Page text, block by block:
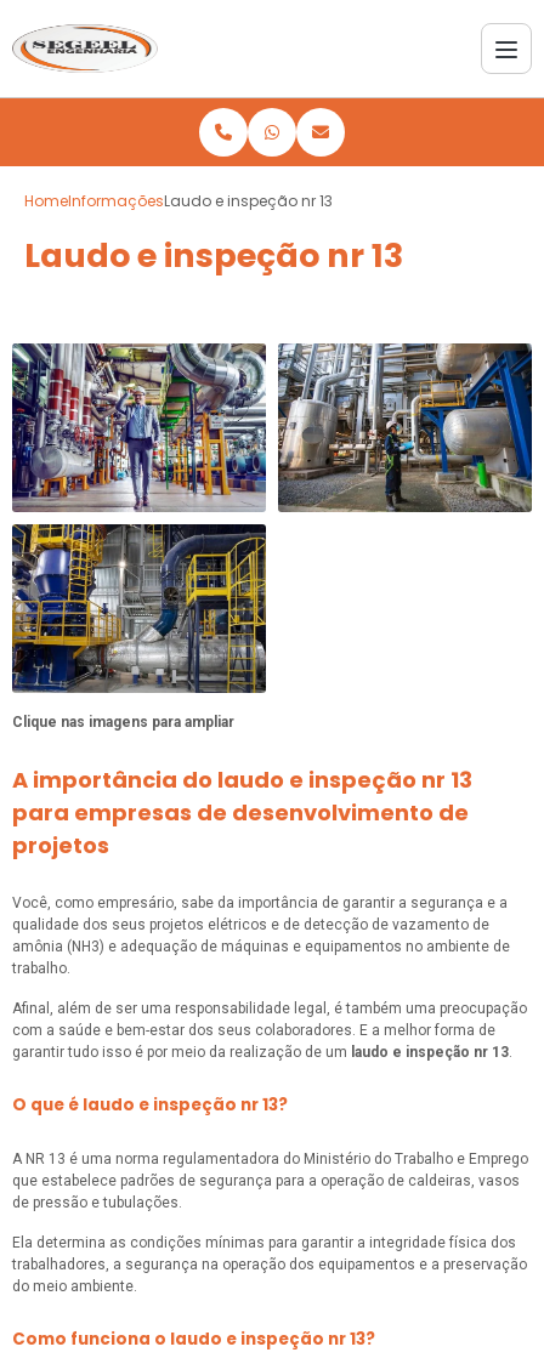
HomeInformaçõesLaudo e inspeção nr 13
Laudo e inspeção nr 13
Clique nas imagens para ampliar
A importância do laudo e inspeção nr 13
para empresas de desenvolvimento de
projetos
Você, como empresário, sabe da importância de garantir a segurança e a
qualidade dos seus projetos elétricos e de detecção de vazamento de
amônia (NH3) e adequação de máquinas e equipamentos no ambiente de
trabalho.
Afinal, além de ser uma responsabilidade legal, é também uma preocupação
com a saúde e bem-estar dos seus colaboradores. E a melhor forma de
garantir tudo isso é por meio da realização de um laudo e inspeção nr 13.
O que é laudo e inspeção nr 13?
A NR 13 é uma norma regulamentadora do Ministério do Trabalho e Emprego
que estabelece padrões de segurança para a operação de caldeiras, vasos
de pressão e tubulações.
Ela determina as condições mínimas para garantir a integridade física dos
trabalhadores, a segurança na operação dos equipamentos e a preservação
do meio ambiente.
Como funciona o laudo e inspeção nr 13?